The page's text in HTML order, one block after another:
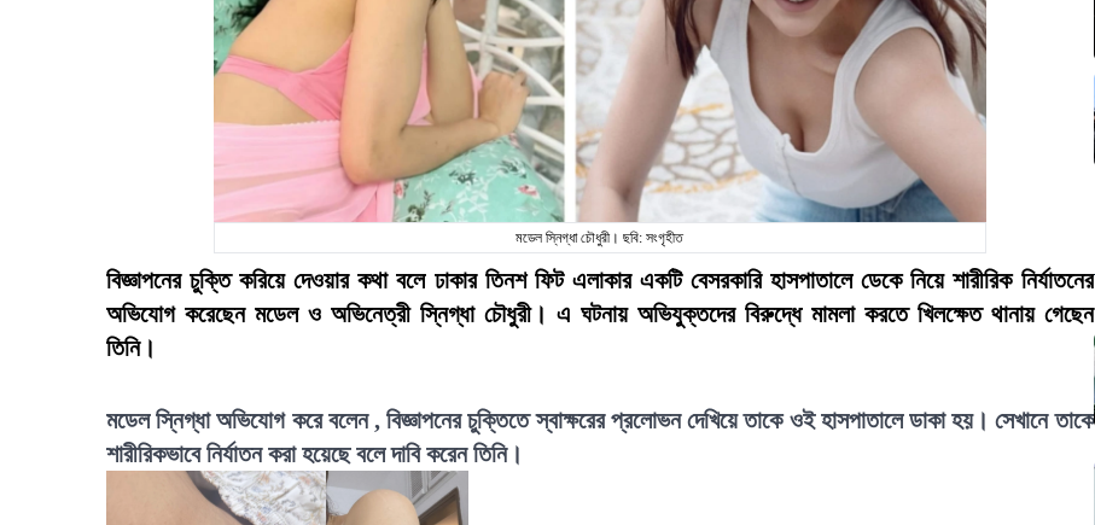
মডেল স্নিগ্ধা চৌধুরী। ছবি: সংগৃহীত
বিজ্ঞাপনের চুক্তি করিয়ে দেওয়ার কথা বলে ঢাকার তিনশ ফিট এলাকার একটি বেসরকারি হাসপাতালে ডেকে নিয়ে শারীরিক নির্যাতনের
অভিযোগ করেছেন মডেল ও অভিনেত্রী স্নিগ্ধা চৌধুরী। এ ঘটনায় অভিযুক্তদের বিরুদ্ধে মামলা করতে খিলক্ষেত থানায় গেছেন
তিনি।
মডেল স্নিগ্ধা অভিযোগ করে বলেন , বিজ্ঞাপনের চুক্তিতে স্বাক্ষরের প্রলোভন দেখিয়ে তাকে ওই হাসপাতালে ডাকা হয়। সেখানে তাকে
শারীরিকভাবে নির্যাতন করা হয়েছে বলে দাবি করেন তিনি।